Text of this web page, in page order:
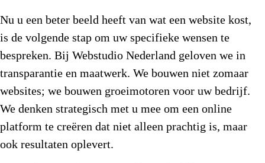
Nu u een beter beeld heeft van wat een website kost,
is de volgende stap om uw specifieke wensen te
bespreken. Bij Webstudio Nederland geloven we in
transparantie en maatwerk. We bouwen niet zomaar
websites; we bouwen groeimotoren voor uw bedrijf.
We denken strategisch met u mee om een online
platform te creëren dat niet alleen prachtig is, maar
ook resultaten oplevert.